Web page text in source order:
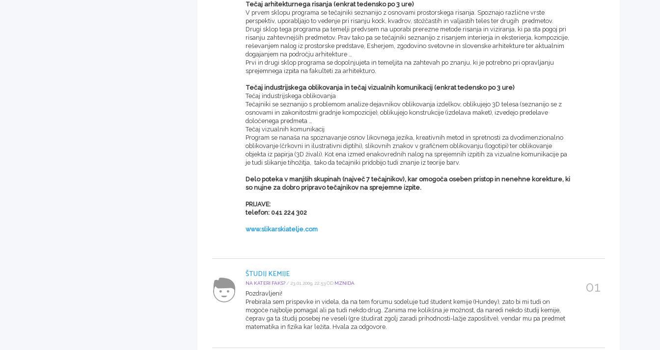
Tečaj arhitekturnega risanja (enkrat tedensko po 3 ure)
V prvem sklopu programa se tečajniki seznanijo z osnovami prostorskega risanja. Spoznajo različne vrste
perspektiv, uporabljajo to vedenje pri risanju kock, kvadrov, stožčastih in valjastih teles ter drugih predmetov.
Drugi sklop tega programa pa temelji predvsem na uporabi prerezne metode risanja in viziranja, ki pa sta pogoj pri
risanju zahtevnejših predmetov. Prav tako pa se tečajniki seznanijo z risanjem interierja in eksterierja, kompozicije,
reševanjem nalog iz prostorske predstave, Esherjem, zgodovino svetovne in slovenske arhitekture ter aktualnim
dogajanjem na področju arhitekture …
Prvi in drugi sklop programa se dopolnjujeta in temeljita na zahtevah po znanju, ki je potrebno pri opravljanju
sprejemnega izpita na fakulteti za arhitekturo.
Tečaj industrijskega oblikovanja in tečaj vizualnih komunikacij (enkrat tedensko po 3 ure)
Tečaj industrijskega oblikovanja
Tečajniki se seznanijo s problemom analize dejavnikov oblikovanja izdelkov, oblikujejo 3D telesa (seznanijo se z
osnovami in zakonitostmi gradnje kompozicije), oblikujejo konstrukcije (izdelava maket), izvedejo predelave
določenega predmeta …
Tečaj vizualnih komunikacij
Program se nanaša na spoznavanje osnov likovnega jezika, kreativnih metod in spretnosti za dvodimenzionalno
oblikovanje (črkovni in ilustrativni diptihi), slikovnih znakov v grafičnem oblikovanju (logotipi) ter oblikovanje
objekta iz papirja (3D živali). Kot ena izmed enakovrednih nalog na sprejemnih izpitih za vizualne komunikacije pa
je tudi slikanje tihožitja, tako da tečajniki pridobijo tudi znanje iz teorije barv.
Delo poteka v manjših skupinah (največ 7 tečajnikov), kar omogoča oseben pristop in nenehne korekture, ki
so nujne za dobro pripravo tečajnikov na sprejemne izpite.
PRIJAVE:
telefon: 041 224 302
www.slikarskiatelje.com
ŠTUDIJ KEMIJE
NA KATERI FAKS? / 23.01.2009, 22:53 OD MZNIDA
Pozdravljeni!
Prebirala sem prispevke in videla, da na tem forumu sodeluje tud študent kemije (Hundey), zato bi mi tudi on
mogoče najbolje pomagal ali pa tudi nekdo drug. Zanima me kolikšna je možnost, da naredi nekdo študij kemije,
čeprav ga ta študij posebej ne veseli (gre študirat zgolj zaradi prihodnosti-lažje zaposlitve), vendar mu pa predmet
matematika in fizika kar ležita. Hvala za odgovore.
01